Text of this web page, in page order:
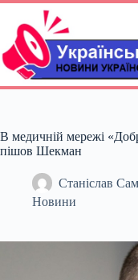
Перейти
вмісту
В медичній мережі
пішов Шекман
Станіслав
Новини